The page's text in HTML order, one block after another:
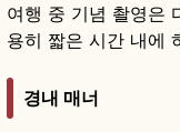
여행 중 기념 촬영은
용히 짧은 시간 내에
경내 매너